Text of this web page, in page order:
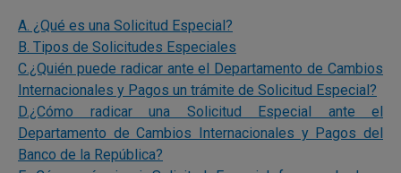
A. ¿Qué es una Solicitud Especial?
B. Tipos de Solicitudes Especiales
C.¿Quién puede radicar ante el Departamento de Cambios
Internacionales y Pagos un trámite de Solicitud Especial?
D.¿Cómo radicar una Solicitud Especial ante el
Departamento de Cambios Internacionales y Pagos del
Banco de la República?